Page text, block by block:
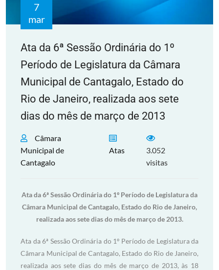
7
mar
Ata da 6ª Sessão Ordinária do 1º
Período de Legislatura da Câmara
Municipal de Cantagalo, Estado do
Rio de Janeiro, realizada aos sete
dias do mês de março de 2013
Câmara
Municipal de
Cantagalo
Atas
3.052
visitas
Ata da 6ª Sessão Ordinária do 1º Período de Legislatura da
Câmara Municipal de Cantagalo, Estado do Rio de Janeiro,
realizada aos sete dias do mês de março de 2013.
Ata da 6ª Sessão Ordinária do 1º Período de Legislatura da
Câmara Municipal de Cantagalo, Estado do Rio de Janeiro,
realizada aos sete dias do mês de março de 2013, às 18